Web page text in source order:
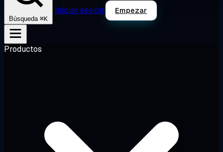
Búsqueda ⌘K
Iniciar sesión Empezar
Productos